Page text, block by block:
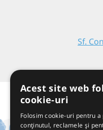
Sf.
Acest site web
cookie-uri
Folosim cookie-uri pentru a
conținutul, reclamele și